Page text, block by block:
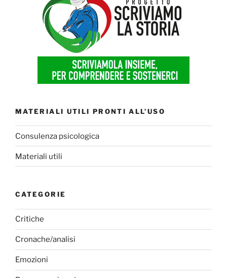
MATERIALI UTILI PRONTI ALL’USO
Consulenza psicologica
Materiali utili
CATEGORIE
Critiche
Cronache/analisi
Emozioni